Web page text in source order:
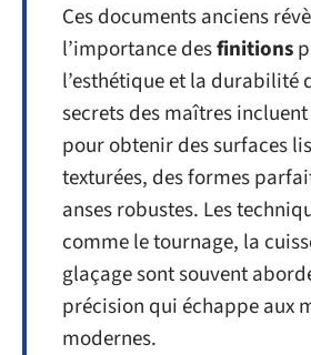
Ces documents anciens
l’importance desfinitions
l’esthétique et la durabilité
secrets des maîtres
pour obtenir des surfaces
texturées, des formes
anses robustes. Les
comme le tournage, la
glaçage sont souvent
précision qui échappe aux
modernes.